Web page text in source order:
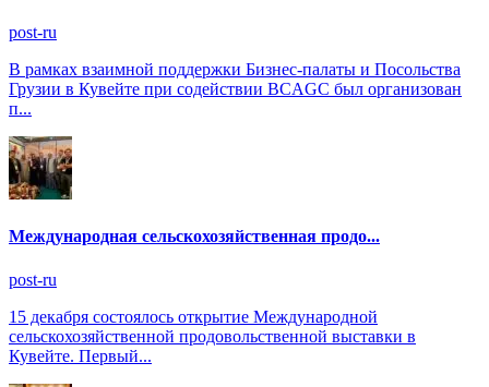
post-ru
В рамках взаимной поддержки Бизнес-палаты и Посольства
Грузии в Кувейте при содействии BCAGC был организован
п...
Международная сельскохозяйственная продо...
post-ru
15 декабря состоялось открытие Международной
сельскохозяйственной продовольственной выставки в
Кувейте. Первый...